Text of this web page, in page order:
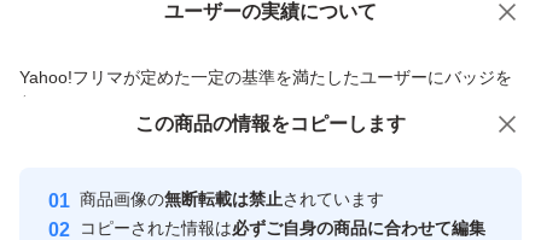
ユーザーの実績について
Yahoo!フリマが定めた一定の基準を満たしたユーザーにバッジを
付与しています
安心取引出品者
心・安全なユーザーです
価格の相談 商品への質問
この商品の情報をコピーします
商品画像の無断転載は禁止されています
コピーされた情報は必ずご自身の商品に合わせて編集
この商品をみている人にオススメ